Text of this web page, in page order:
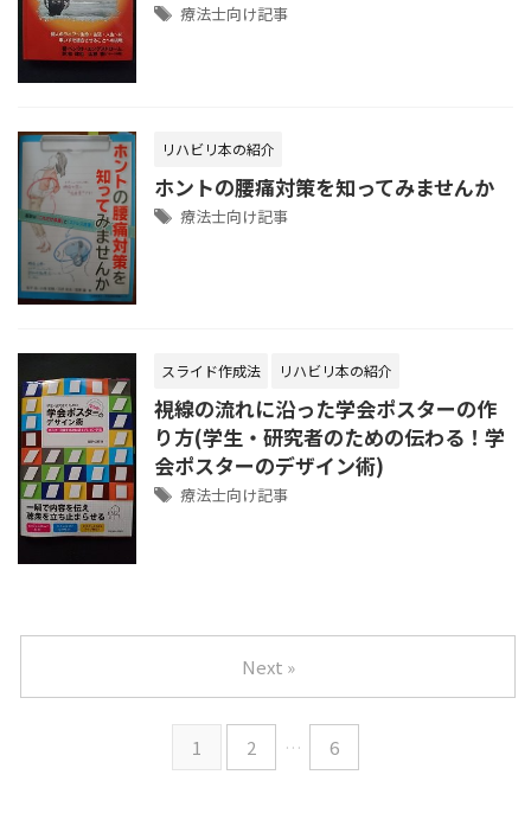
療法士向け記事
リハビリ本の紹介
ホントの腰痛対策を知ってみませんか
療法士向け記事
スライド作成法 リハビリ本の紹介
視線の流れに沿った学会ポスターの作
り方(学生・研究者のための伝わる！学
会ポスターのデザイン術)
療法士向け記事
1 2 … 6
Next »